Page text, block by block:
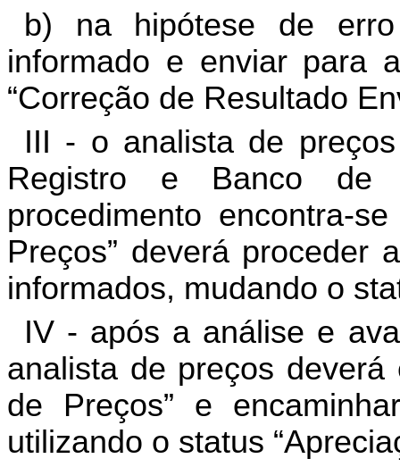
b) na hipótese de
informado e enviar para
“Correção de Resultado
III - o analista de
Registro e Banco
procedimento encontra-
Preços” deverá proceder
informados, mudando o
IV - após a análise e
analista de preços deverá
de Preços” e
utilizando o status